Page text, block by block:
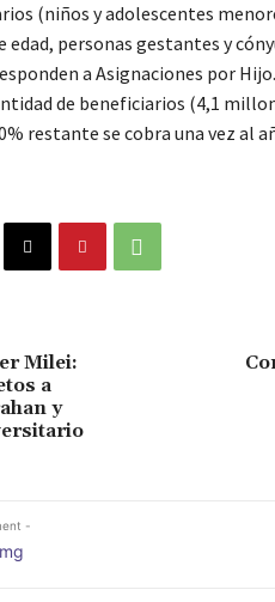
(niños y adolescentes
personas gestantes y
a Asignaciones por
de beneficiarios (4,1
restante se cobra una vez al
Milei:
a
y
-